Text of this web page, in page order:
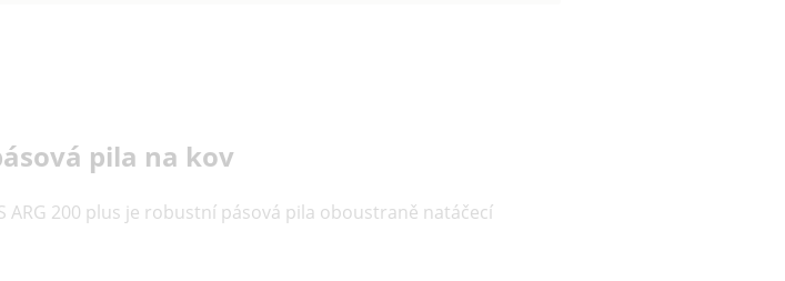
pila na kov
ARG 200 plus je robustní pásová pila oboustraně natáčecí